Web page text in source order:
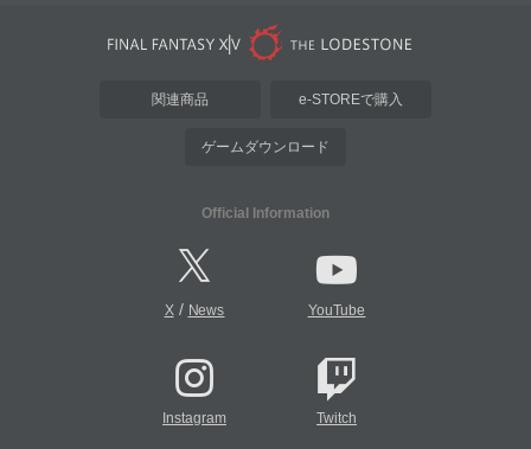
関連商品 e-STOREで購入
ゲームダウンロード
Official Information
X/ News YouTube
Instagram Twitch